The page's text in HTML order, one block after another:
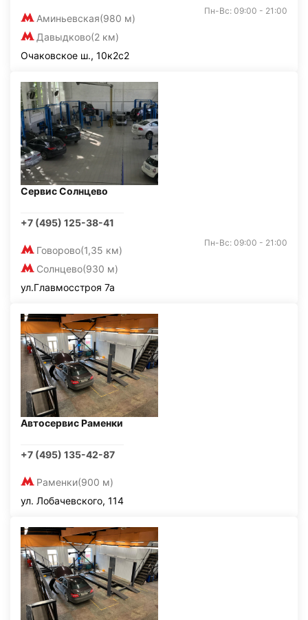
Аминьевская(980 м)
Давыдково(2 км)
Пн-Вс: 09:00 - 21:00
Очаковское ш., 10к2с2
Сервис Солнцево
+7 (495) 125-38-41
Говорово(1,35 км)
Солнцево(930 м)
Пн-Вс: 09:00 - 21:00
ул.Главмосстроя 7а
Автосервис Раменки
+7 (495) 135-42-87
Раменки(900 м)
ул. Лобачевского, 114